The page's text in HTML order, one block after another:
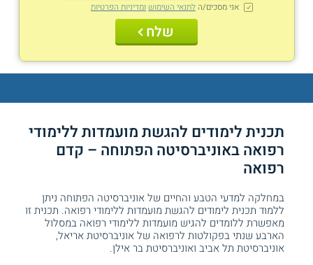
אני מסכים/ה לתנאי השימוש ומדיניות הפרטיות
שלח
תכנית לימודים להגשת מועמדות ללימודי
רפואה באוניברסיטה הפתוחה – קדם
רפואה
במחלקה למדעי הטבע והחיים של אוניברסיטה הפתוחה ניתן
ללמוד תכנית לימודים להגשת מועמדות ללימודי רפואה. תכנית זו
מאפשרת ללומדים להגיש מועמדות ללימודי רפואה במסלול
הארבע שנתי בפקולטות לרפואה של אוניברסיטת אריאל,
אוניברסיטת תל אביב ואוניברסיטת בר אילן.